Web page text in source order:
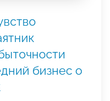
бизнес о